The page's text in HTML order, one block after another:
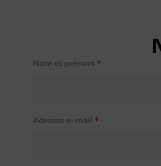
Nom et prénom
Adresse e-mail